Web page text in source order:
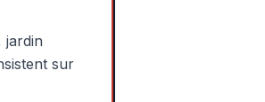
jardin
sur